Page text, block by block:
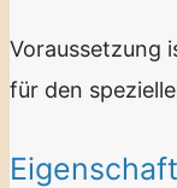
Voraussetzung
für den